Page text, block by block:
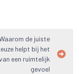
de juiste
helpt bij het
een ruimtelijk
gevoel